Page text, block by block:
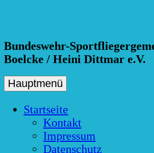
Bundeswehr-
Boelcke / Heini Dittmar e.V.
Hauptmenü
Startseite
Kontakt
Impressum
Datenschutz